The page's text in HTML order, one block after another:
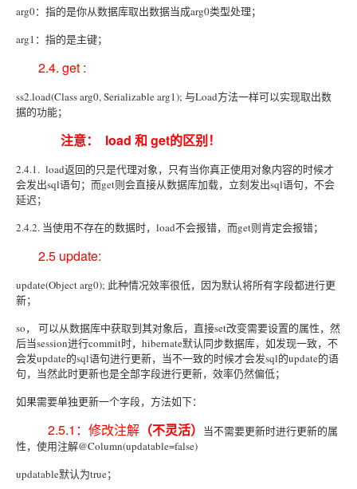
arg0：指的是你从数据库取出数据当成arg0类型处理；
arg1：指的是主键；
2.4. get :
ss2.load(Class arg0, Serializable arg1); 与Load方法一样可以实现取出数
据的功能；
注意： load 和 get的区别！
2.4.1. load返回的只是代理对象，只有当你真正使用对象内容的时候才
会发出sql语句；而get则会直接从数据库加载，立刻发出sql语句，不会
延迟；
2.4.2. 当使用不存在的数据时，load不会报错，而get则肯定会报错；
2.5 update:
update(Object arg0); 此种情况效率很低，因为默认将所有字段都进行更
新；
so， 可以从数据库中获取到其对象后，直接set改变需要设置的属性，然
后当session进行commit时，hibernate默认同步数据库，如发现一致，不
会发update的sql语句进行更新，当不一致的时候才会发sql的update的语
句，当然此时更新也是全部字段进行更新，效率仍然偏低；
如果需要单独更新一个字段，方法如下：
2.5.1：修改注解 （不灵活）
当不需要更新时进行更新的属
性，使用注解@Column(updatable=false)
updatable默认为true；